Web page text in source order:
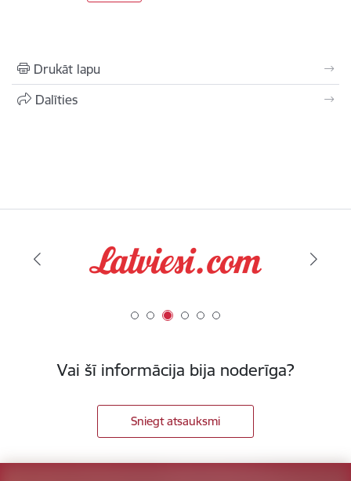
Drukāt lapu
Dalīties
Vai šī informācija bija noderīga?
Sniegt atsauksmi